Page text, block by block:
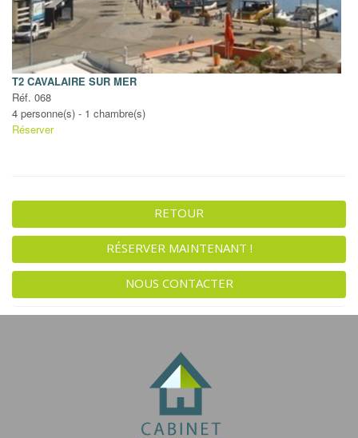
T2 CAVALAIRE SUR MER
Réf. 068
4 personne(s) - 1 chambre(s)
Réserver
RETOUR
RÉSERVER MAINTENANT !
NOUS CONTACTER